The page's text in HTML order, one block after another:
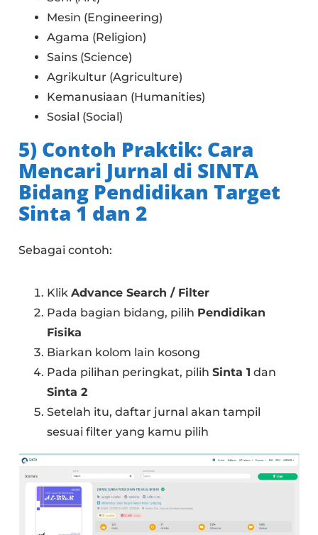
Mesin (Engineering)
Agama (Religion)
Sains (Science)
Agrikultur (Agriculture)
Kemanusiaan (Humanities)
Sosial (Social)
5) Contoh Praktik: Cara
Mencari Jurnal di SINTA
Bidang Pendidikan Target
Sinta 1 dan 2
Sebagai contoh:
KlikAdvance Search / Filter
Pada bagian bidang, pilih Pendidikan
Fisika
Biarkan kolom lain kosong
Pada pilihan peringkat, pilihSinta 1 dan
Sinta 2
Setelah itu, daftar jurnal akan tampil
sesuai filter yang kamu pilih